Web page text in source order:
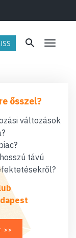
Menü
ősszel?
változások
távú
>>